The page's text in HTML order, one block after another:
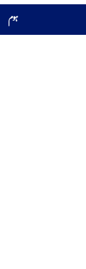
ہوم